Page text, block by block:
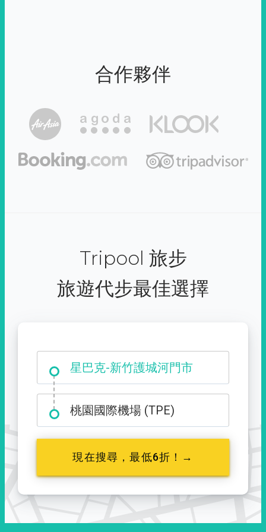
合作夥伴
Tripool 旅步
旅遊代步最佳選擇
大霸尖山登山口
桃園國際機場 (TPE)
現在搜尋，最低6折！→